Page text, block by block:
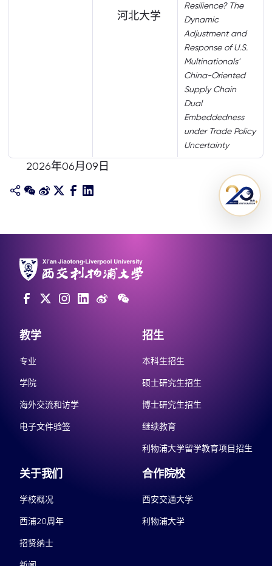
河北大学
Resilience? The
Dynamic
Adjustment and
Response of U.S.
Multinationals'
China-Oriented
Supply Chain
Dual
Embeddedness
under Trade Policy
Uncertainty
2026年06月09日
教学
专业
学院
海外交流和访学
电子文件验签
招生
本科生招生
硕士研究生招生
博士研究生招生
继续教育
利物浦大学留学教育项目招生
关于我们
学校概况
西浦20周年
招贤纳士
合作院校
西安交通大学
利物浦大学